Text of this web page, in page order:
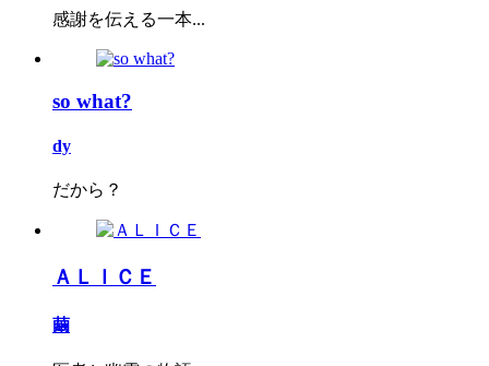
感謝を伝える一本...
so what?
dy
だから？
ＡＬＩＣＥ
繭